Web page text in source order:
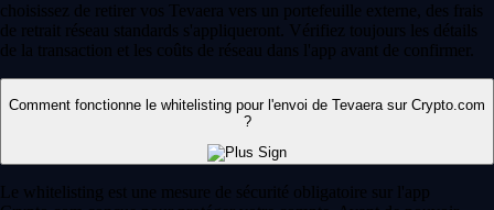
choisissez de retirer vos Tevaera vers un portefeuille externe, des frais
de retrait réseau standards s'appliqueront. Vérifiez toujours les détails
de la transaction et les coûts de réseau dans l'app avant de confirmer.
Comment fonctionne le whitelisting pour l'envoi de Tevaera sur Crypto.com
?
Le whitelisting est une mesure de sécurité obligatoire sur l'app